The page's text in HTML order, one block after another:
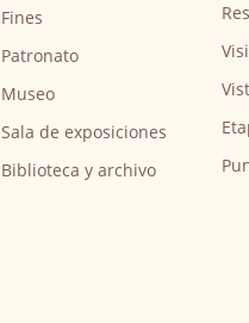
Fines
Patronato
Museo
Sala de exposiciones
Biblioteca y archivo